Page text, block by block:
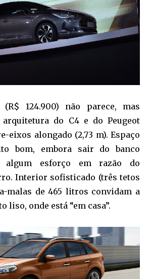
(R$ 124.900) não parece, mas
do C4 e do Peugeot
eixos alongado (2,73 m). Espaço
bom, embora sair do banco
algum esforço em razão do
Interior sofisticado (três tetos
malas de 465 litros convidam a
liso, onde está “em casa”.